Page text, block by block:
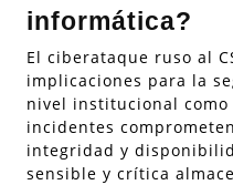
informática?
El ciberataque ruso al
implicaciones para la
nivel institucional
incidentes
integridad y
sensible y crítica